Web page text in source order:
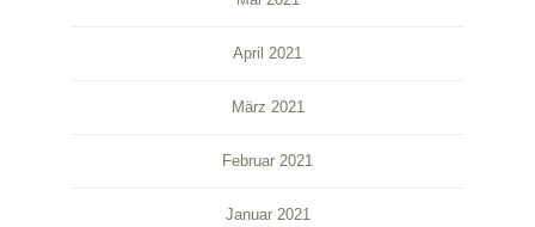
April 2021
März 2021
Februar 2021
Januar 2021